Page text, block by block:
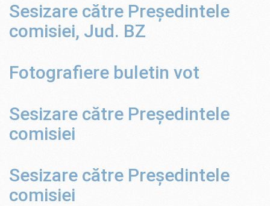
Sesizare către Președintele
comisiei, Jud. BZ
Fotografiere buletin vot
Sesizare către Președintele
comisiei
Sesizare către Președintele
comisiei